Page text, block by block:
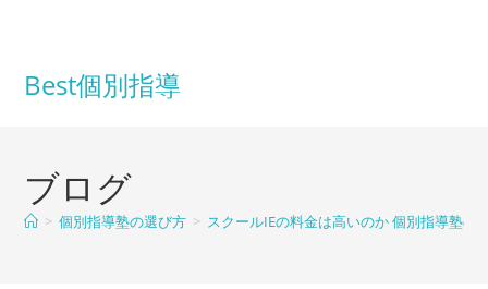
Best個別指導
ブログ
> 個別指導塾の選び方 > スクールIEの料金は高いのか 個別指導塾の